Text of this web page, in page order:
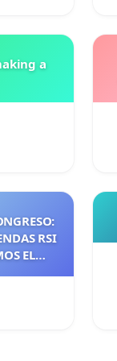
a
RSI
EL
DE
DE QUE